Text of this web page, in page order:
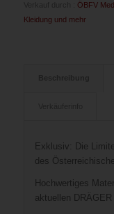
ÖBFV
Kleidung und mehr
Exklusiv: Die
des
Hochwertiges
aktuellen